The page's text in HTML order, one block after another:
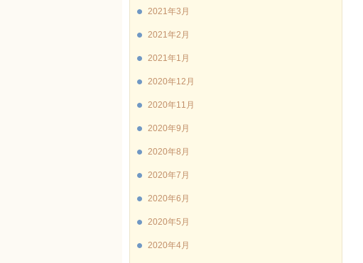
2021年3月
2021年2月
2021年1月
2020年12月
2020年11月
2020年9月
2020年8月
2020年7月
2020年6月
2020年5月
2020年4月